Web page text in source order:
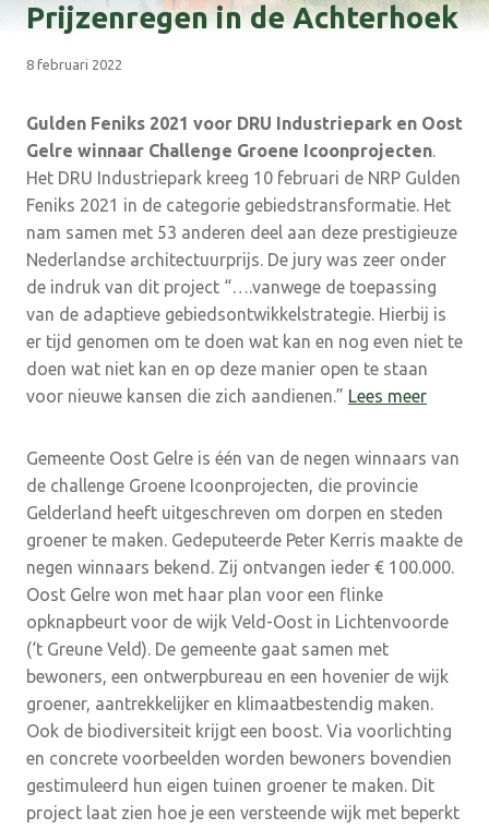
Prijzenregen in de Achterhoek
8 februari 2022
Gulden Feniks 2021 voor DRU Industriepark en Oost
Gelre winnaar Challenge Groene Icoonprojecten.
Het DRU Industriepark kreeg 10 februari de NRP Gulden
Feniks 2021 in de categorie gebiedstransformatie. Het
nam samen met 53 anderen deel aan deze prestigieuze
Nederlandse architectuurprijs. De jury was zeer onder
de indruk van dit project “….vanwege de toepassing
van de adaptieve gebiedsontwikkelstrategie. Hierbij is
er tijd genomen om te doen wat kan en nog even niet te
doen wat niet kan en op deze manier open te staan
voor nieuwe kansen die zich aandienen.” Lees meer
Gemeente Oost Gelre is één van de negen winnaars van
de challenge Groene Icoonprojecten, die provincie
Gelderland heeft uitgeschreven om dorpen en steden
groener te maken. Gedeputeerde Peter Kerris maakte de
negen winnaars bekend. Zij ontvangen ieder € 100.000.
Oost Gelre won met haar plan voor een flinke
opknapbeurt voor de wijk Veld-Oost in Lichtenvoorde
(‘t Greune Veld). De gemeente gaat samen met
bewoners, een ontwerpbureau en een hovenier de wijk
groener, aantrekkelijker en klimaatbestendig maken.
Ook de biodiversiteit krijgt een boost. Via voorlichting
en concrete voorbeelden worden bewoners bovendien
gestimuleerd hun eigen tuinen groener te maken. Dit
project laat zien hoe je een versteende wijk met beperkt